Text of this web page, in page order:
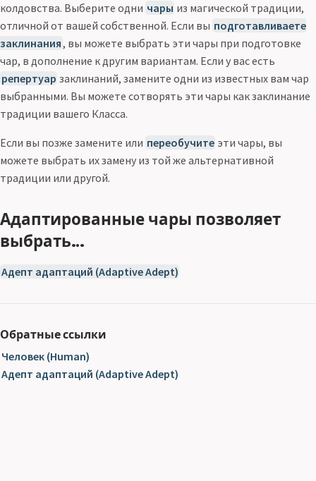
колдовства. Выберите одни чары из магической традиции,
отличной от вашей собственной. Если вы подготавливаете
заклинания, вы можете выбрать эти чары при подготовке
чар, в дополнение к другим вариантам. Если у вас есть
репертуар заклинаний, замените одни из известных вам чар
выбранными. Вы можете сотворять эти чары как заклинание
традиции вашего Класса.
Если вы позже замените или переобучите эти чары, вы
можете выбрать их замену из той же альтернативной
традиции или другой.
Адаптированные чары позволяет
выбрать…
Адепт адаптаций (Adaptive Adept)
Обратные ссылки
Человек (Human)
Адепт адаптаций (Adaptive Adept)